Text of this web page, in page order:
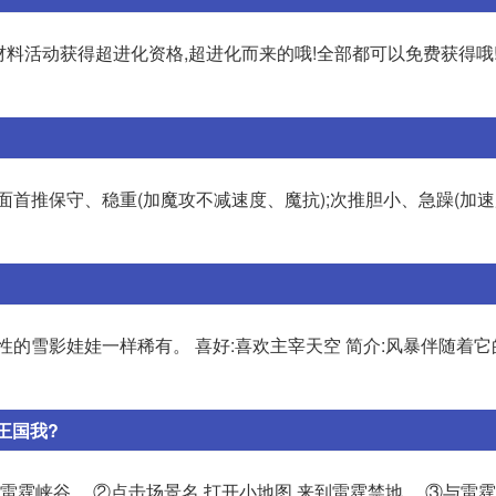
活动获得超进化资格,超进化而来的哦!全部都可以免费获得
推保守、稳重(加魔攻不减速度、魔抗);次推胆小、急躁(加
雪影娃娃一样稀有。 喜好:喜欢主宰天空 简介:风暴伴随着
国我?